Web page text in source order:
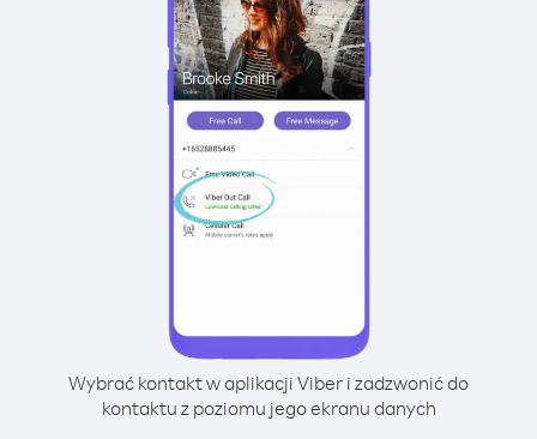
Wybrać kontakt w aplikacji Viber i zadzwonić do
kontaktu z poziomu jego ekranu danych